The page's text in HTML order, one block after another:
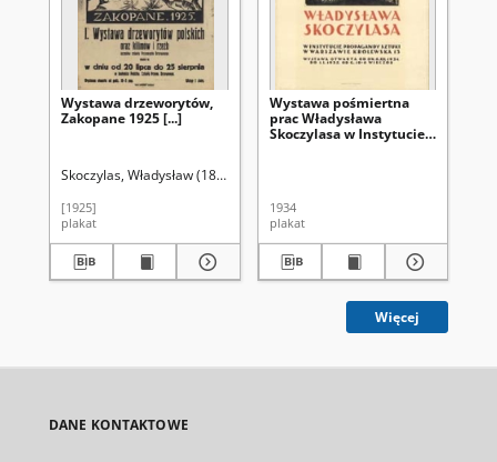
Wystawa drzeworytów,
Zakopane 1925 [...]
Skoczylas, Władysław (1883-1934)
[1925]
plakat
Wystawa pośmiertna
prac Władysława
Skoczylasa w Instytucie
1934
plakat
Więcej
DANE KONTAKTOWE